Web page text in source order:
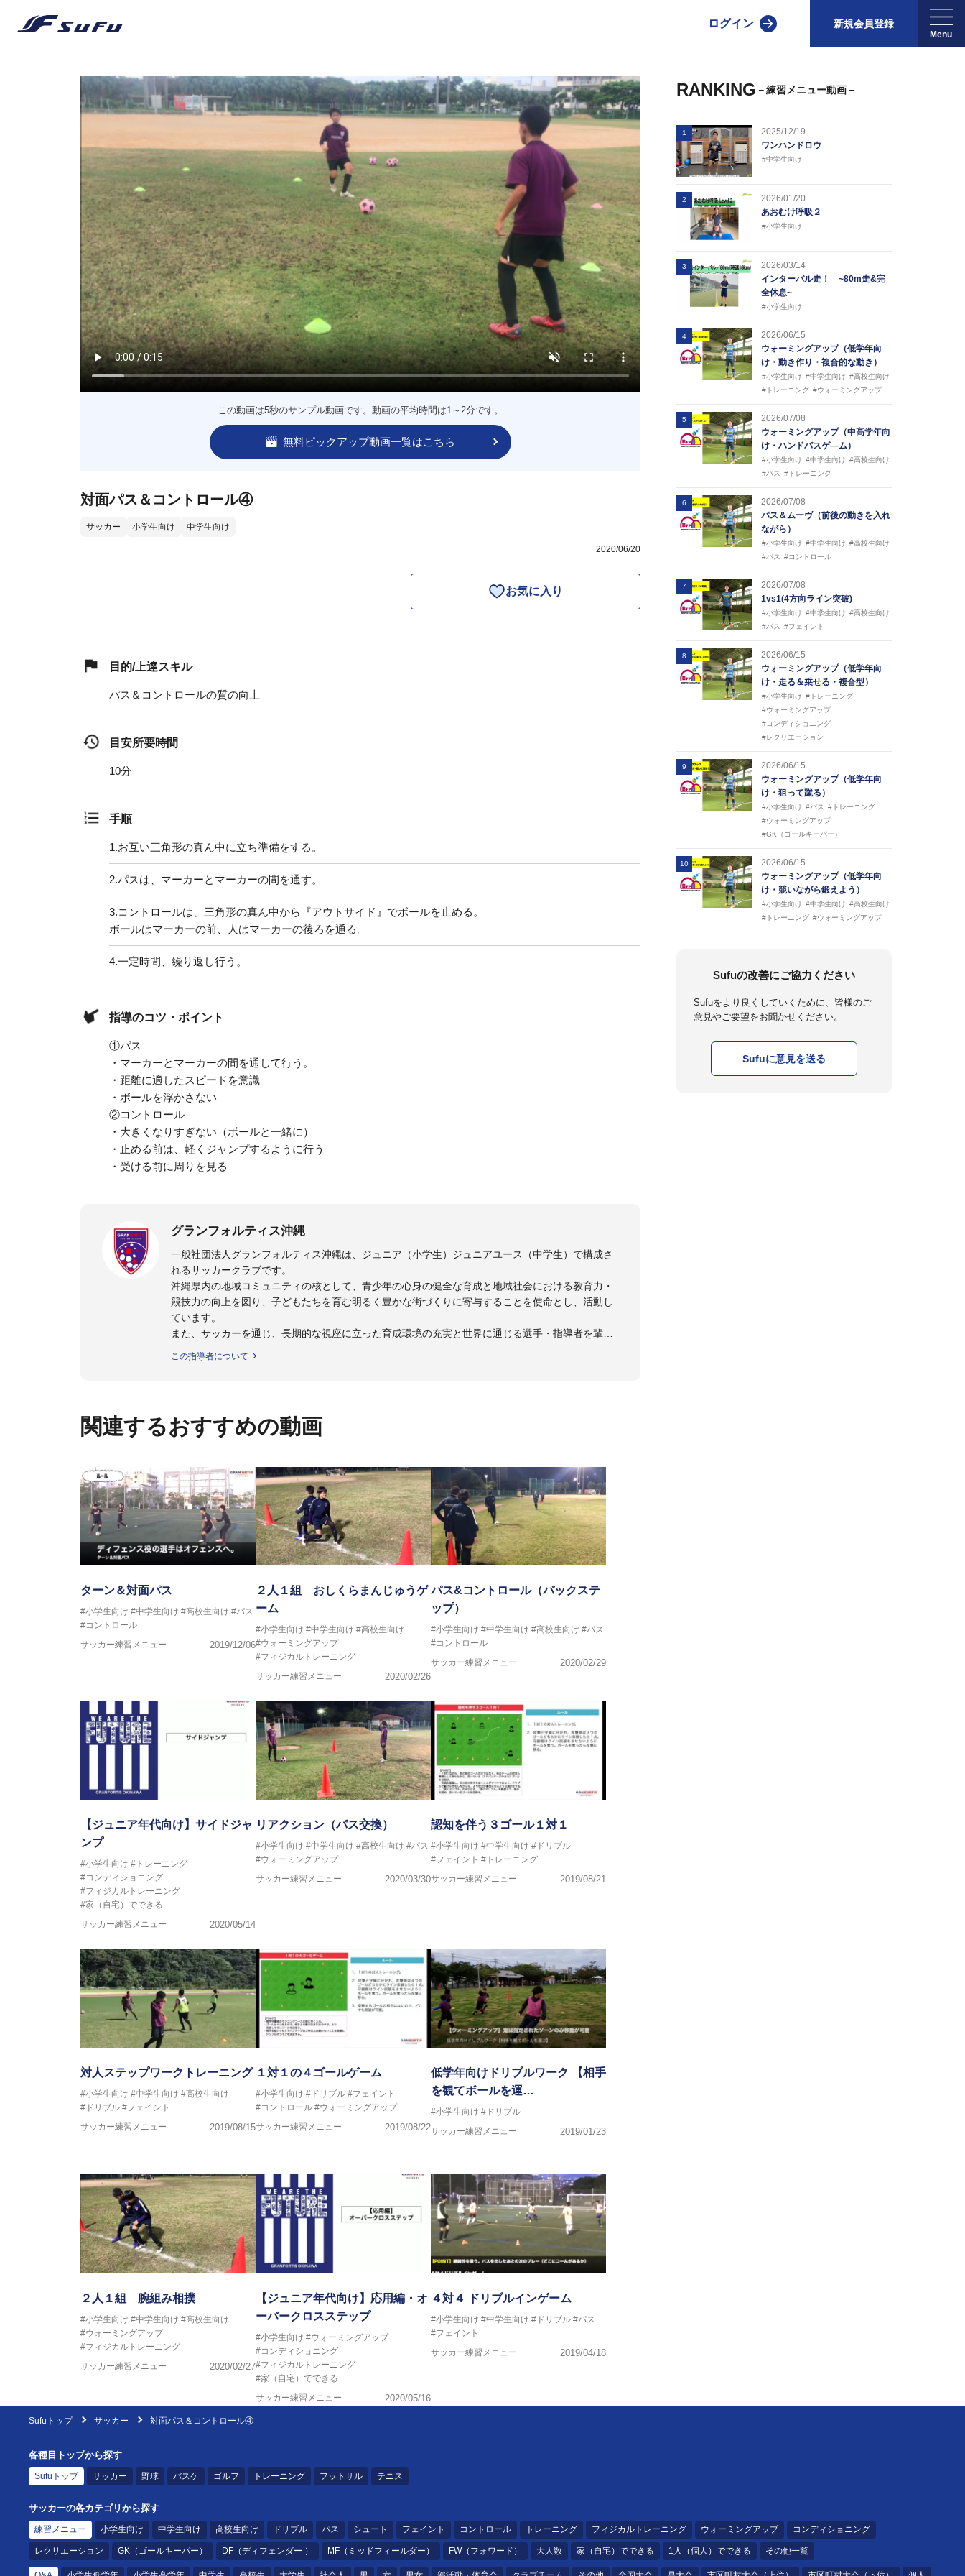
ログイン 新規会員登録
この動画は5秒のサンプル動画です。動画の平均時間は1～2分です。
無料ピックアップ動画一覧はこちら
対面パス＆コントロール④
サッカー 小学生向け 中学生向け
2020/06/20
お気に入り
目的/上達スキル
パス＆コントロールの質の向上
目安所要時間
10分
手順
1.お互い三角形の真ん中に立ち準備をする。
2.パスは、マーカーとマーカーの間を通す。
3.コントロールは、三角形の真ん中から『アウトサイド』でボールを止める。
ボールはマーカーの前、人はマーカーの後ろを通る。
4.一定時間、繰り返し行う。
指導のコツ・ポイント
①パス
・マーカーとマーカーの間を通して行う。
・距離に適したスピードを意識
・ボールを浮かさない
②コントロール
・大きくなりすぎない（ボールと一緒に）
・止める前は、軽くジャンプするように行う
・受ける前に周りを見る
グランフォルティス沖縄
一般社団法人グランフォルティス沖縄は、ジュニア（小学生）ジュニアユース（中学生）で構成さ
れるサッカークラブです。
沖縄県内の地域コミュニティの核として、青少年の心身の健全な育成と地域社会における教育力・
競技力の向上を図り、子どもたちを育む明るく豊かな街づくりに寄与することを使命とし、活動し
ています。
また、サッカーを通じ、長期的な視座に立った育成環境の充実と世界に通じる選手・指導者を輩出
この指導者について
関連するおすすめの動画
ターン＆対面パス
#小学生向け #中学生向け #高校生向け #パス
#コントロール
サッカー練習メニュー
2019/12/06
２人１組 おしくらまんじゅうゲ
ーム
#小学生向け #中学生向け #高校生向け
#ウォーミングアップ
#フィジカルトレーニング
サッカー練習メニュー
2020/02/26
パス&コントロール（バックステ
ップ）
#小学生向け #中学生向け #高校生向け #パス
#コントロール
サッカー練習メニュー
2020/02/29
【ジュニア年代向け】サイドジャ
ンプ
#小学生向け #トレーニング
#コンディショニング
#フィジカルトレーニング
#家（自宅）でできる
サッカー練習メニュー
2020/05/14
リアクション（パス交換）
#小学生向け #中学生向け #高校生向け #パス
#ウォーミングアップ
サッカー練習メニュー
2020/03/30
認知を伴う３ゴール１対１
#小学生向け #中学生向け #ドリブル
#フェイント #トレーニング
サッカー練習メニュー
2019/08/21
対人ステップワークトレーニング
#小学生向け #中学生向け #高校生向け
#ドリブル #フェイント
サッカー練習メニュー
2019/08/15
１対１の４ゴールゲーム
#小学生向け #ドリブル #フェイント
#コントロール #ウォーミングアップ
サッカー練習メニュー
2019/08/22
低学年向けドリブルワーク 【相手
を観てボールを運…
#小学生向け #ドリブル
サッカー練習メニュー
2019/01/23
２人１組 腕組み相撲
#小学生向け #中学生向け #高校生向け
#ウォーミングアップ
#フィジカルトレーニング
サッカー練習メニュー
2020/02/27
【ジュニア年代向け】応用編・オ
ーバークロスステップ
#小学生向け #ウォーミングアップ
#コンディショニング
#フィジカルトレーニング
#家（自宅）でできる
サッカー練習メニュー
2020/05/16
４対４ ドリブルインゲーム
#小学生向け #中学生向け #ドリブル #パス
#フェイント
サッカー練習メニュー
2019/04/18
RANKING －練習メニュー動画－
1
2025/12/19
ワンハンドロウ
#中学生向け
2
2026/01/20
あおむけ呼吸２
#小学生向け
3
2026/03/14
インターバル走！ ~80m走&完
全休息~
#小学生向け
4
2026/06/15
ウォーミングアップ（低学年向
け・動き作り・複合的な動き）
#小学生向け #中学生向け #高校生向け
#トレーニング #ウォーミングアップ
5
2026/07/08
ウォーミングアップ（中高学年向
け・ハンドパスゲ―ム）
#小学生向け #中学生向け #高校生向け
#パス
#トレーニング
6
2026/07/08
パス＆ムーヴ（前後の動きを入れ
ながら）
#小学生向け #中学生向け #高校生向け
#パス
#コントロール
7
2026/07/08
1vs1(4方向ライン突破)
#小学生向け #中学生向け #高校生向け
#パス
#フェイント
8
2026/06/15
ウォーミングアップ（低学年向
け・走る＆乗せる・複合型）
#小学生向け #トレーニング
#ウォーミングアップ
#コンディショニング
#レクリエーション
9
2026/06/15
ウォーミングアップ（低学年向
け・狙って蹴る）
#小学生向け #パス
#トレーニング
#ウォーミングアップ
#GK（ゴールキーパー）
10
2026/06/15
ウォーミングアップ（低学年向
け・競いながら鍛えよう）
#小学生向け #中学生向け #高校生向け
#トレーニング #ウォーミングアップ
Sufuの改善にご協力ください
Sufuをより良くしていくために、皆様のご
意見やご要望をお聞かせください。
Sufuに意見を送る
Sufuトップ サッカー 対面パス＆コントロール④
各種目トップから探す
Sufuトップ サッカー 野球 バスケ ゴルフ トレーニング フットサル テニス
サッカーの各カテゴリから探す
練習メニュー 小学生向け 中学生向け 高校生向け ドリブル パス シュート フェイント コントロール トレーニング フィジカルトレーニング ウォーミングアップ コンディショニング
レクリエーション GK（ゴールキーパー） DF（ディフェンダー ） MF（ミッドフィールダー） FW（フォワード） 大人数 家（自宅）でできる 1人（個人）でできる その他一覧